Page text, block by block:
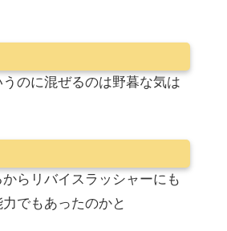
のに混ぜるのは野暮な気は
らリバイスラッシャーにも
でもあったのかと